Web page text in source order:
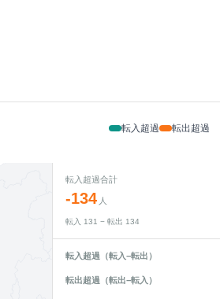
転入超過 転出超過
転入超過合計
-134 人
転入 131 − 転出 134
転入超過（転入−転出）
転出超過（転出−転入）